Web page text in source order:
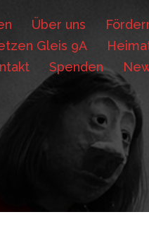
Über uns
Gleis 9A
Spenden